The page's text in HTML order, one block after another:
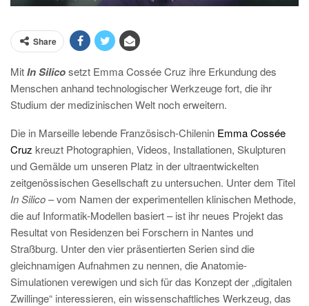
Share
MitIn Silicosetzt Emma Cossée Cruz ihre Erkundung des
Menschen anhand technologischer Werkzeuge fort, die ihr
Studium der medizinischen Welt noch erweitern.
Die in Marseille lebende Französisch-Chilenin Emma Cossée
Cruz kreuzt Photographien, Videos, Installationen, Skulpturen
und Gemälde um unseren Platz in der ultraentwickelten
zeitgenössischen Gesellschaft zu untersuchen. Unter dem Titel
In Silico– vom Namen der experimentellen klinischen Methode,
die auf Informatik-Modellen basiert – ist ihr neues Projekt das
Resultat von Residenzen bei Forschern in Nantes und
Straßburg. Unter den vier präsentierten Serien sind die
gleichnamigen Aufnahmen zu nennen, die Anatomie-
Simulationen verewigen und sich für das Konzept der „digitalen
Zwillinge“ interessieren, ein wissenschaftliches Werkzeug, das